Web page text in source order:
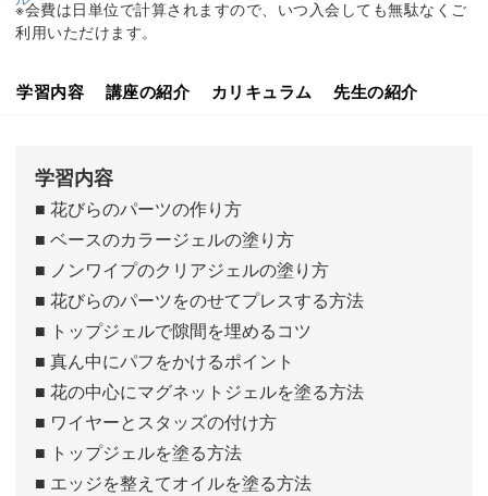
※会費は日単位で計算されますので、いつ入会しても無駄なくご
利用いただけます。
学習内容 講座の紹介 カリキュラム 先生の紹介
学習内容
■ 花びらのパーツの作り方
■ ベースのカラージェルの塗り方
■ ノンワイプのクリアジェルの塗り方
■ 花びらのパーツをのせてプレスする方法
■ トップジェルで隙間を埋めるコツ
■ 真ん中にパフをかけるポイント
■ 花の中心にマグネットジェルを塗る方法
■ ワイヤーとスタッズの付け方
■ トップジェルを塗る方法
■ エッジを整えてオイルを塗る方法